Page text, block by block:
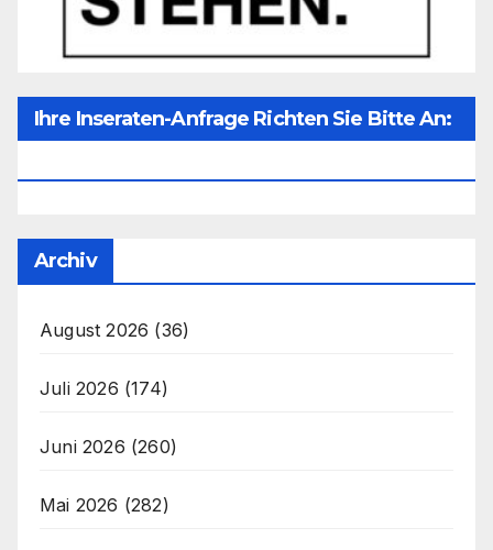
Ihre Inseraten-Anfrage Richten Sie Bitte An:
Archiv
August 2026 (36)
Juli 2026 (174)
Juni 2026 (260)
Mai 2026 (282)